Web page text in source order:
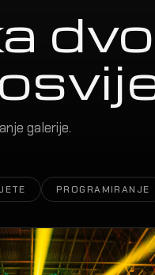
galerije.
PROGRAMIRANJE